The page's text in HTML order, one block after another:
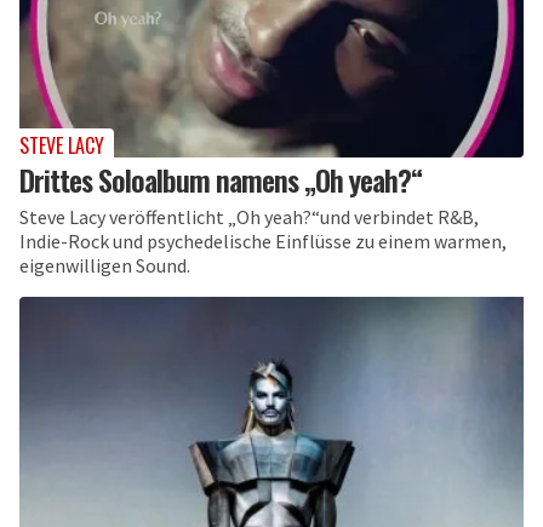
STEVE LACY
Drittes Soloalbum namens „Oh yeah?“
Steve Lacy veröffentlicht „Oh yeah?“und verbindet R&B,
Indie-Rock und psychedelische Einflüsse zu einem warmen,
eigenwilligen Sound.